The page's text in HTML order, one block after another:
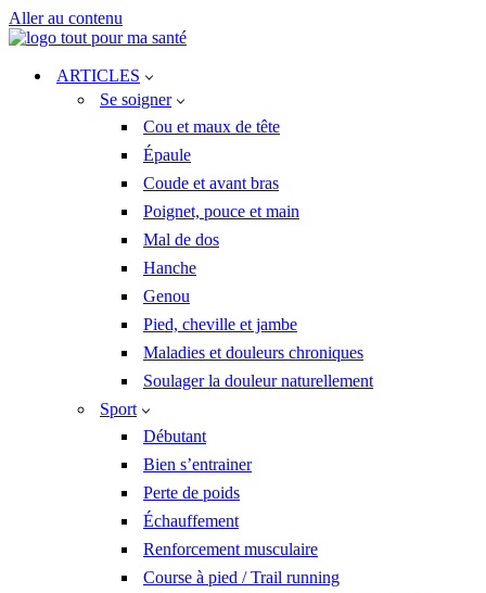
Aller au contenu
ARTICLES
Se soigner
Cou et maux de tête
Épaule
Coude et avant bras
Poignet, pouce et main
Mal de dos
Hanche
Genou
Pied, cheville et jambe
Maladies et douleurs chroniques
Soulager la douleur naturellement
Sport
Débutant
Bien s’entrainer
Perte de poids
Échauffement
Renforcement musculaire
Course à pied / Trail running